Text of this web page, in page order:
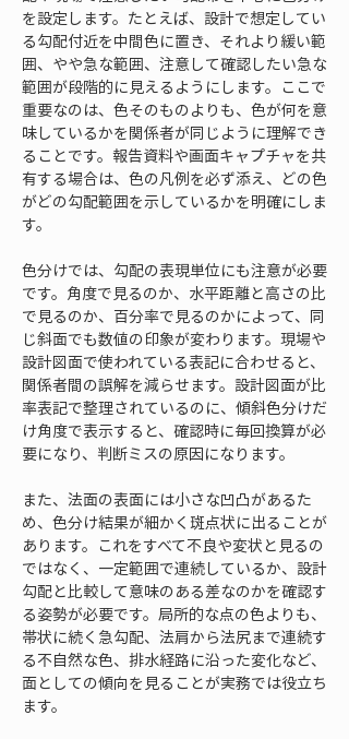
を設定します。たとえば、設計で想定してい
る勾配付近を中間色に置き、それより緩い範
囲、やや急な範囲、注意して確認したい急な
範囲が段階的に見えるようにします。ここで
重要なのは、色そのものよりも、色が何を意
味しているかを関係者が同じように理解でき
ることです。報告資料や画面キャプチャを共
有する場合は、色の凡例を必ず添え、どの色
がどの勾配範囲を示しているかを明確にしま
す。
色分けでは、勾配の表現単位にも注意が必要
です。角度で見るのか、水平距離と高さの比
で見るのか、百分率で見るのかによって、同
じ斜面でも数値の印象が変わります。現場や
設計図面で使われている表記に合わせると、
関係者間の誤解を減らせます。設計図面が比
率表記で整理されているのに、傾斜色分けだ
け角度で表示すると、確認時に毎回換算が必
要になり、判断ミスの原因になります。
また、法面の表面には小さな凹凸があるた
め、色分け結果が細かく斑点状に出ることが
あります。これをすべて不良や変状と見るの
ではなく、一定範囲で連続しているか、設計
勾配と比較して意味のある差なのかを確認す
る姿勢が必要です。局所的な点の色よりも、
帯状に続く急勾配、法肩から法尻まで連続す
る不自然な色、排水経路に沿った変化など、
面としての傾向を見ることが実務では役立ち
ます。